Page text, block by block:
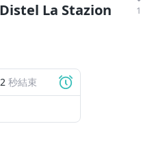
La Stazion
1
秒結束